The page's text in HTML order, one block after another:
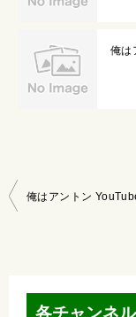
俺は
投
各チャンネ